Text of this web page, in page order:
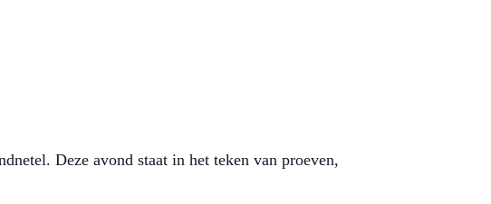
Deze avond staat in het teken van proeven,